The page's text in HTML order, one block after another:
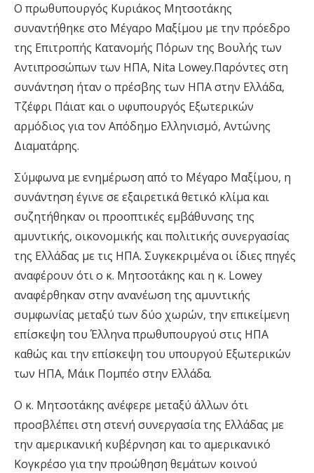
Ο πρωθυπουργός Κυριάκος Μητσοτάκης
συναντήθηκε στο Μέγαρο Μαξίμου με την πρόεδρο
της Επιτροπής Κατανομής Πόρων της Βουλής των
Αντιπροσώπων των ΗΠΑ, Nita Lowey.Παρόντες στη
συνάντηση ήταν ο πρέσβης των ΗΠΑ στην Ελλάδα,
Τζέφρι Πάιατ και ο υφυπουργός Εξωτερικών
αρμόδιος για τον Απόδημο Ελληνισμό, Αντώνης
Διαματάρης.
Σύμφωνα με ενημέρωση από το Μέγαρο Μαξίμου, η
συνάντηση έγινε σε εξαιρετικά θετικό κλίμα και
συζητήθηκαν οι προοπτικές εμβάθυνσης της
αμυντικής, οικονομικής και πολιτικής συνεργασίας
της Ελλάδας με τις ΗΠΑ. Συγκεκριμένα οι ίδιες πηγές
αναφέρουν ότι ο κ. Μητσοτάκης και η κ. Lowey
αναφέρθηκαν στην ανανέωση της αμυντικής
συμφωνίας μεταξύ των δύο χωρών, την επικείμενη
επίσκεψη του Έλληνα πρωθυπουργού στις ΗΠΑ
καθώς και την επίσκεψη του υπουργού Εξωτερικών
των ΗΠΑ, Μάικ Πομπέο στην Ελλάδα.
Ο κ. Μητσοτάκης ανέφερε μεταξύ άλλων ότι
προσβλέπει στη στενή συνεργασία της Ελλάδας με
την αμερικανική κυβέρνηση και το αμερικανικό
Κογκρέσο για την προώθηση θεμάτων κοινού